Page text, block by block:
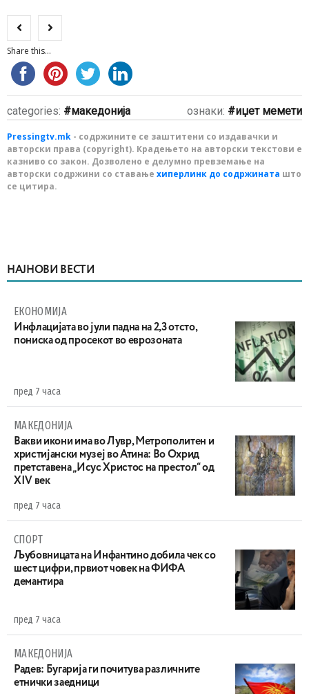
Share this...
categories: македонија ознаки: иџет мемети
Pressingtv.mk - содржините се заштитени со издавачки и
авторски права (copyright). Крадењето на авторски текстови е
казниво со закон. Дозволено е делумно превземање на
авторски содржини со ставање хиперлинк до содржината што
се цитира.
НАЈНОВИ ВЕСТИ
ЕКОНОМИЈА
Инфлацијата во јули падна на 2,3 отсто,
пониска од просекот во еврозоната
пред 7 часа
МАКЕДОНИЈА
Вакви икони има во Лувр, Метрополитен и
христијански музеј во Атина: Во Охрид
претставена „Исус Христос на престол“ од
XIV век
пред 7 часа
СПОРТ
Љубовницата на Инфантино добила чек со
шест цифри, првиот човек на ФИФА
демантира
пред 7 часа
МАКЕДОНИЈА
Радев: Бугарија ги почитува различните
етнички заедници